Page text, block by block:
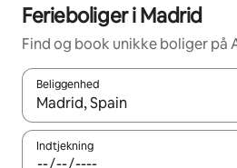
Ferieboliger i Madrid
Find og book unikke boliger på
Beliggenhed
Når resultaterne er tilgængelige,
Indtjekning